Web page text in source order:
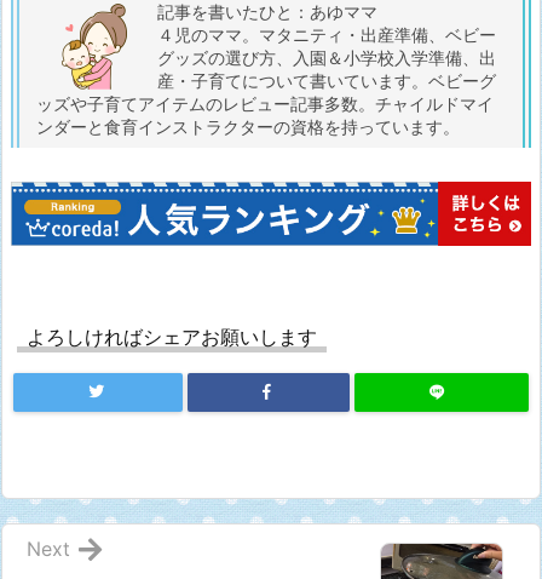
記事を書いたひと：あゆママ
４児のママ。マタニティ・出産準備、ベビー
グッズの選び方、入園＆小学校入学準備、出
産・子育てについて書いています。ベビーグ
ッズや子育てアイテムのレビュー記事多数。チャイルドマイ
ンダーと食育インストラクターの資格を持っています。
よろしければシェアお願いします
Next